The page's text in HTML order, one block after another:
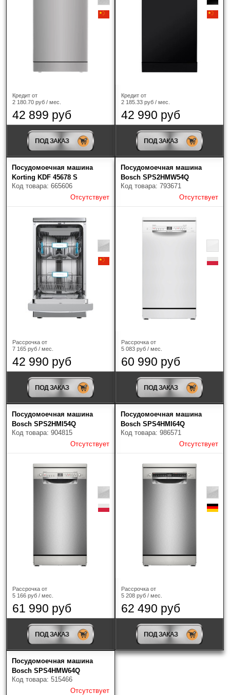
Кредит от
2 180.70 руб / мес.
42 899 руб
ПОД ЗАКАЗ
Кредит от
2 185.33 руб / мес.
42 990 руб
ПОД ЗАКАЗ
Посудомоечная машина
Korting KDF 45678 S
Код товара: 665606
Отсутствует
Рассрочка от
7 165 руб / мес.
42 990 руб
ПОД ЗАКАЗ
Посудомоечная машина
Bosch SPS2HMW54Q
Код товара: 793671
Отсутствует
Рассрочка от
5 083 руб / мес.
60 990 руб
ПОД ЗАКАЗ
Посудомоечная машина
Bosch SPS2HMI54Q
Код товара: 904815
Отсутствует
Рассрочка от
5 166 руб / мес.
61 990 руб
ПОД ЗАКАЗ
Посудомоечная машина
Bosch SPS4HMI64Q
Код товара: 986571
Отсутствует
Рассрочка от
5 208 руб / мес.
62 490 руб
ПОД ЗАКАЗ
Посудомоечная машина
Bosch SPS4HMW64Q
Код товара: 515466
Отсутствует